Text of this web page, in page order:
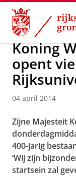
Skip
Content
Skip
Navigation
Over ons
Koning
opent
04 april 2014
Zijne Majesteit
400-jarig
‘Wij zijn
startsein zal